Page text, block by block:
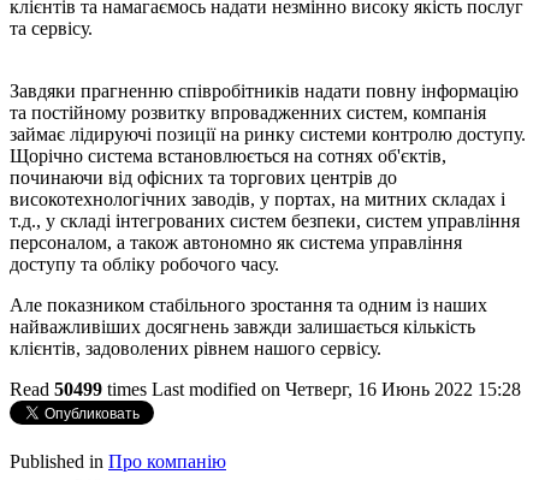
клієнтів та намагаємось надати незмінно високу якість послуг
та сервісу.
Завдяки прагненню співробітників надати повну інформацію
та постійному розвитку впровадженних систем, компанія
займає лідируючі позиції на ринку системи контролю доступу.
Щорічно система встановлюється на сотнях об'єктів,
починаючи від офісних та торгових центрів до
високотехнологічних заводів, у портах, на митних складах і
т.д., у складі інтегрованих систем безпеки, систем управління
персоналом, а також автономно як система управління
доступу та обліку робочого часу.
Але показником стабільного зростання та одним із наших
найважливіших досягнень завжди залишається кількість
клієнтів, задоволених рівнем нашого сервісу.
Read 50499 times Last modified on Четверг, 16 Июнь 2022 15:28
http://evruka.com.ua/
Published in Про компанію